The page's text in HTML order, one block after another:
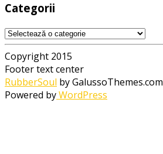
Categorii
Categorii
Copyright 2015
Footer text center
RubberSoul by GalussoThemes.com
Powered byWordPress